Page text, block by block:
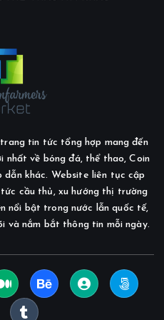
ế
t
tin tức tổng hợp mang đến
nhất về bóng đá, thể thao, Coin
dẫn khác. Website liên tục cập
cầu thủ, xu hướng thị trường
nổi bật trong nước lẫn quốc tế,
và nắm bắt thông tin mỗi ngày.